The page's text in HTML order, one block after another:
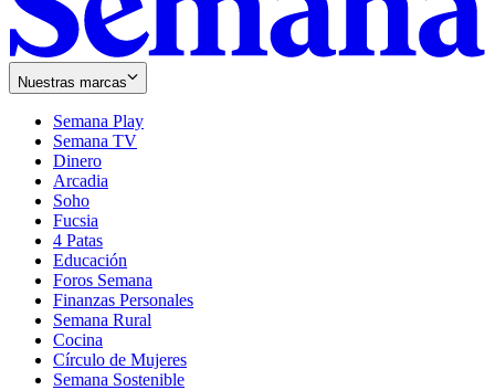
Nuestras marcas
Semana Play
Semana TV
Dinero
Arcadia
Soho
in
new
window
Fucsia
in
new
window
4 Patas
Educación
Foros Semana
Finanzas Personales
Semana Rural
Cocina
Círculo de Mujeres
Semana Sostenible